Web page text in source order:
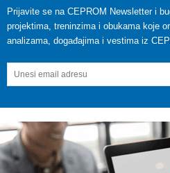
Prijavite se na CEPROM Newsletter i
projektima, treninzima i obukama koje
analizama, događajima i vestima iz